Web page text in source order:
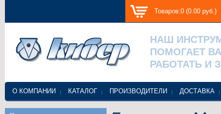
Товаров:0 (0.00 руб.)
НАШ
ПОМОГАЕТ
РАБОТАТЬ И
О КОМПАНИИ КАТАЛОГ ПРОИЗВОДИТЕЛИ ДОСТАВКА